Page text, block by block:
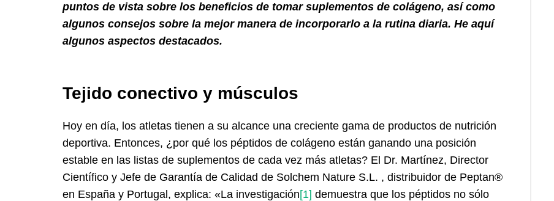
puntos de vista sobre los beneficios de tomar suplementos de colágeno, así como
algunos consejos sobre la mejor manera de incorporarlo a la rutina diaria. He aquí
algunos aspectos destacados.
Tejido conectivo y músculos
Hoy en día, los atletas tienen a su alcance una creciente gama de productos de nutrición
deportiva. Entonces, ¿por qué los péptidos de colágeno están ganando una posición
estable en las listas de suplementos de cada vez más atletas? El Dr. Martínez, Director
Científico y Jefe de Garantía de Calidad de Solchem Nature S.L. , distribuidor de Peptan®
en España y Portugal, explica: «La investigación[1] demuestra que los péptidos no sólo